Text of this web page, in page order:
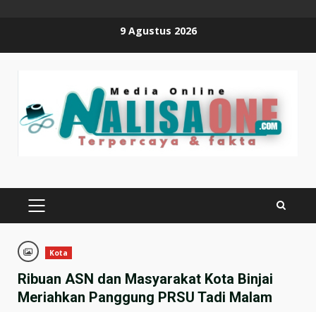
9 Agustus 2026
PRIMARY
Kota
Ribuan ASN dan Masyarakat Kota Binjai
Meriahkan Panggung PRSU Tadi Malam